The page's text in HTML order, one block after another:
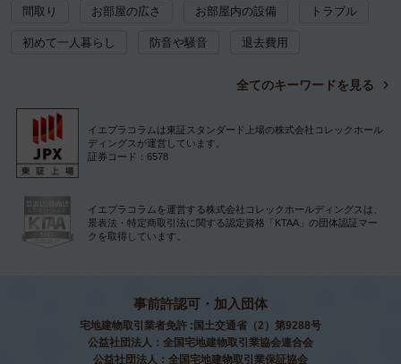
間取り お部屋の広さ お部屋内の設備 トラブル
初めて一人暮らし 防音や騒音 退去費用
全てのキーワードを見る
イエプラコラムは東証スタンダード上場の株式会社コレックホール
ディングスが運営しています。
証券コード：6578
イエプラコラムを運営する株式会社コレックホールディングスは、
景表法・特定商取引法に関する認定資格「KTAA」の団体認証マー
クを取得しています。
事前許認可・加入団体
宅地建物取引業者免許 :国土交通省（2）第9288号
公益社団法人：全国宅地建物取引業協会連合会
公益社団法人：全国宅地建物取引業保証協会